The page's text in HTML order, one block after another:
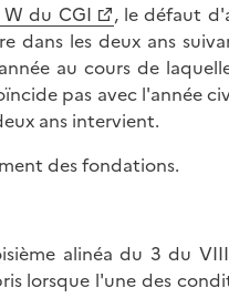
du CGI
, le défaut
dans les deux ans
au cours de
pas avec l'année
ans intervient.
des fondations.
alinéa du 3 du
lorsque l'une des